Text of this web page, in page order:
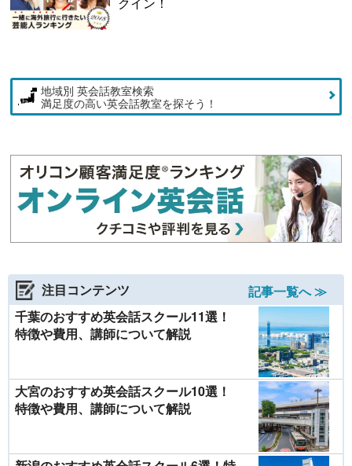
地域別 英会話教室検索
満足度の高い英会話教室を探そう！
注目コンテンツ
記事一覧へ ≫
千葉のおすすめ英会話スクール11選！
特徴や費用、講師について解説
大宮のおすすめ英会話スクール10選！
特徴や費用、講師について解説